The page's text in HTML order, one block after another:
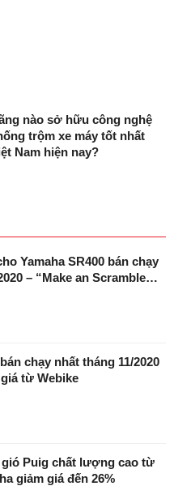
nào sở hữu công nghệ
trộm xe máy tốt nhất
Nam hiện nay?
Yamaha SR400 bán chạy
– “Make an Scramble…
chạy nhất tháng 11/2020
từ Webike
gió Puig chất lượng cao từ
giảm giá đến 26%